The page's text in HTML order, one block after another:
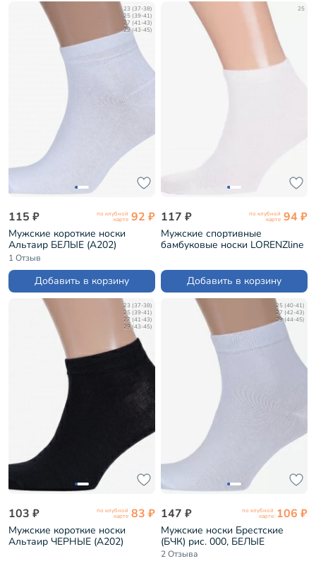
23 (37-38)
25 (39-41)
27 (41-43)
29 (43-45)
115 ₽ по клубной
карте 92 ₽
Мужские короткие носки
Альтаир БЕЛЫЕ (А202)
1 Отзыв
Добавить в корзину
25
117 ₽ по клубной
карте 94 ₽
Мужские спортивные
бамбуковые носки LORENZline
Добавить в корзину
23 (37-38)
25 (39-41)
27 (41-43)
29 (43-45)
103 ₽ по клубной
карте 83 ₽
Мужские короткие носки
Альтаир ЧЕРНЫЕ (А202)
25 (40-41)
27 (42-43)
29 (44-45)
147 ₽ по клубной
карте 106 ₽
Мужские носки Брестские
(БЧК) рис. 000, БЕЛЫЕ
(14С2124)
2 Отзыва